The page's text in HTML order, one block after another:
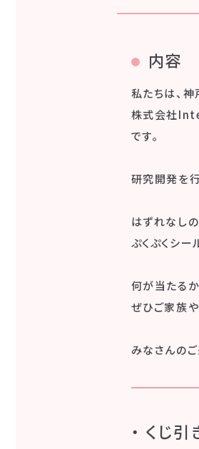
内容
私たちは、
株式会社
です。
研究開発を
はずれなしの
ぷくぷくシ
何が当たる
ぜひご家族
みなさんの
・ くじ引